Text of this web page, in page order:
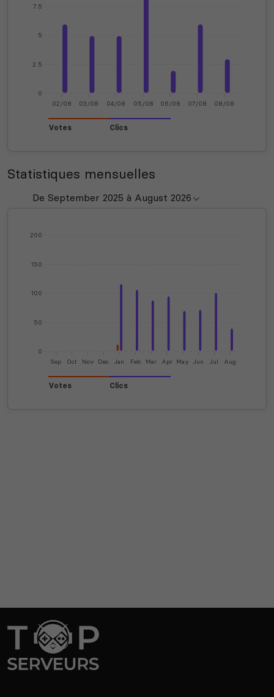
0
2.5
5
7.5
02/08 03/08 04/08 05/08 06/08 07/08 08/08
Votes Clics
Statistiques mensuelles
0
50
100
150
200
Sep Oct Nov Dec Jan Feb Mar Apr May Jun Jul Aug
Votes Clics